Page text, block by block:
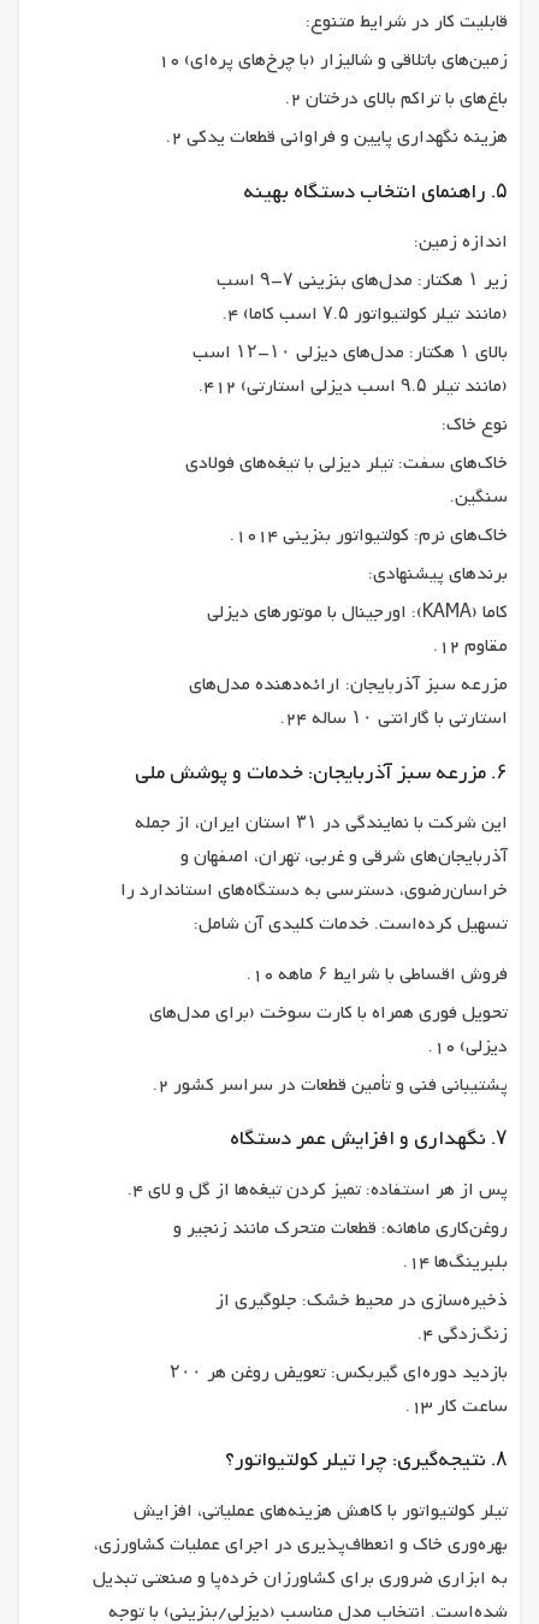
قابلیت کار در شرایط متنوع:
زمین‌های باتلاقی و شالیزار (با چرخ‌های پره‌ای) 10
باغ‌های با تراکم بالای درختان 2.
هزینه نگهداری پایین و فراوانی قطعات یدکی 2.
۵. راهنمای انتخاب دستگاه بهینه
اندازه زمین:
زیر ۱ هکتار: مدل‌های بنزینی ۷-۹ اسب‌
(مانند تیلر کولتیواتور ۷.۵ اسب کاما) 4.
بالای ۱ هکتار: مدل‌های دیزلی ۱۰-۱۲ اسب‌
(مانند تیلر ۹.۵ اسب دیزلی استارتی) 412.
نوع خاک:
خاک‌های سفت: تیلر دیزلی با تیغه‌های فولادی
سنگین.
خاک‌های نرم: کولتیواتور بنزینی 1014.
برندهای پیشنهادی:
کاما (KAMA): اورجینال با موتورهای دیزلی
مقاوم 12.
مزرعه سبز آذربایجان: ارائه‌دهنده مدل‌های
استارتی با گارانتی ۱۰ ساله 24.
۶. مزرعه سبز آذربایجان: خدمات و پوشش ملی
این شرکت با نمایندگی در ۳۱ استان ایران، از جمله
آذربایجان‌های شرقی و غربی، تهران، اصفهان و
خراسان‌رضوی، دسترسی به دستگاه‌های استاندارد را
تسهیل کرده‌است. خدمات کلیدی آن شامل:
فروش اقساطی با شرایط ۶ ماهه 10.
تحویل فوری همراه با کارت سوخت (برای مدل‌های
دیزلی) 10.
پشتیبانی فنی و تأمین قطعات در سراسر کشور 2.
۷. نگهداری و افزایش عمر دستگاه
پس از هر استفاده: تمیز کردن تیغه‌ها از گل و لای 4.
روغن‌کاری ماهانه: قطعات متحرک مانند زنجیر و
بلبرینگ‌ها 14.
ذخیره‌سازی در محیط خشک: جلوگیری از
زنگ‌زدگی 4.
بازدید دوره‌ای گیربکس: تعویض روغن هر ۲۰۰
ساعت کار 13.
۸. نتیجه‌گیری: چرا تیلر کولتیواتور؟
تیلر کولتیواتور با کاهش هزینه‌های عملیاتی، افزایش
بهره‌وری خاک و انعطاف‌پذیری در اجرای عملیات کشاورزی،
به ابزاری ضروری برای کشاورزان خرده‌پا و صنعتی تبدیل
شده‌است. انتخاب مدل مناسب (دیزلی/بنزینی) با توجه